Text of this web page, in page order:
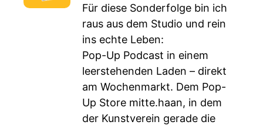
Für diese Sonderfolge bin ich
raus aus dem Studio und rein
ins echte Leben:
Pop-Up Podcast in einem
leerstehenden Laden – direkt
am Wochenmarkt. Dem Pop-
Up Store mitte.haan, in dem
der Kunstverein gerade die